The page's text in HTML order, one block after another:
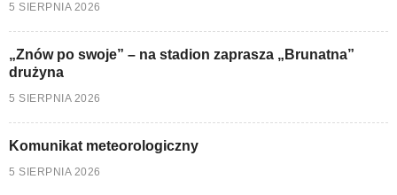
5 SIERPNIA 2026
„Znów po swoje” – na stadion zaprasza „Brunatna”
drużyna
5 SIERPNIA 2026
Komunikat meteorologiczny
5 SIERPNIA 2026